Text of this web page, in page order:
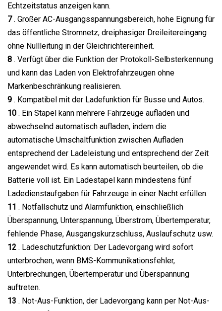
Echtzeitstatus anzeigen kann.
7. Großer AC-Ausgangsspannungsbereich, hohe Eignung für
das öffentliche Stromnetz, dreiphasiger Dreileitereingang
ohne Nullleitung in der Gleichrichtereinheit.
8 . Verfügt über die Funktion der Protokoll-Selbsterkennung
und kann das Laden von Elektrofahrzeugen ohne
Markenbeschränkung realisieren.
9 . Kompatibel mit der Ladefunktion für Busse und Autos.
10 . Ein Stapel kann mehrere Fahrzeuge aufladen und
abwechselnd automatisch aufladen, indem die
automatische Umschaltfunktion zwischen Aufladen
entsprechend der Ladeleistung und entsprechend der Zeit
angewendet wird. Es kann automatisch beurteilen, ob die
Batterie voll ist. Ein Ladestapel kann mindestens fünf
Ladedienstaufgaben für Fahrzeuge in einer Nacht erfüllen.
11 . Notfallschutz und Alarmfunktion, einschließlich
Überspannung, Unterspannung, Überstrom, Übertemperatur,
fehlende Phase, Ausgangskurzschluss, Auslaufschutz usw.
12 . Ladeschutzfunktion: Der Ladevorgang wird sofort
unterbrochen, wenn BMS-Kommunikationsfehler,
Unterbrechungen, Übertemperatur und Überspannung
auftreten.
13 . Not-Aus-Funktion, der Ladevorgang kann per Not-Aus-